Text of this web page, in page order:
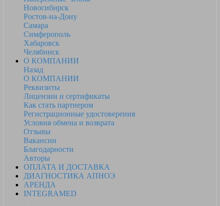
Новосибирск
Ростов-на-Дону
Самара
Симферополь
Хабаровск
Челябинск
О КОМПАНИИ
Назад
О КОМПАНИИ
Реквизиты
Лицензии и сертификаты
Как стать партнером
Регистрационные удостоверения
Условия обмена и возврата
Отзывы
Вакансии
Благодарности
Авторы
ОПЛАТА И ДОСТАВКА
ДИАГНОСТИКА АПНОЭ
АРЕНДА
INTEGRAMED